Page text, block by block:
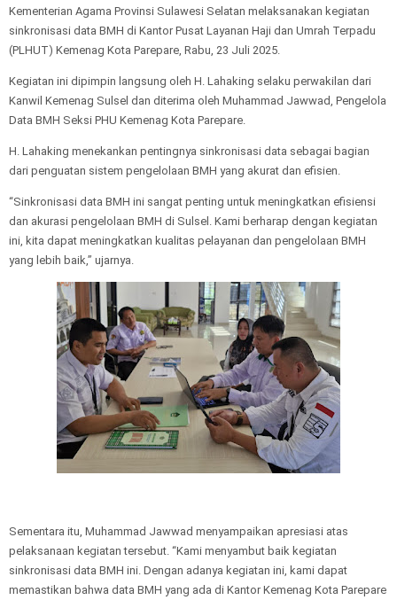
Kementerian Agama Provinsi Sulawesi Selatan melaksanakan kegiatan
sinkronisasi data BMH di Kantor Pusat Layanan Haji dan Umrah Terpadu
(PLHUT) Kemenag Kota Parepare, Rabu, 23 Juli 2025.
Kegiatan ini dipimpin langsung oleh H. Lahaking selaku perwakilan dari
Kanwil Kemenag Sulsel dan diterima oleh Muhammad Jawwad, Pengelola
Data BMH Seksi PHU Kemenag Kota Parepare.
H. Lahaking menekankan pentingnya sinkronisasi data sebagai bagian
dari penguatan sistem pengelolaan BMH yang akurat dan efisien.
“Sinkronisasi data BMH ini sangat penting untuk meningkatkan efisiensi
dan akurasi pengelolaan BMH di Sulsel. Kami berharap dengan kegiatan
ini, kita dapat meningkatkan kualitas pelayanan dan pengelolaan BMH
yang lebih baik,” ujarnya.
Sementara itu, Muhammad Jawwad menyampaikan apresiasi atas
pelaksanaan kegiatan tersebut. “Kami menyambut baik kegiatan
sinkronisasi data BMH ini. Dengan adanya kegiatan ini, kami dapat
memastikan bahwa data BMH yang ada di Kantor Kemenag Kota Parepare